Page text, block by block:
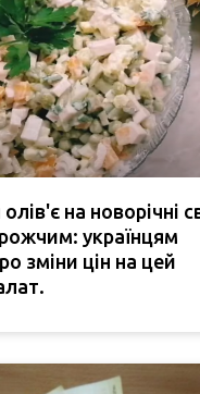
на новорічні
українцям
зміни цін на цей